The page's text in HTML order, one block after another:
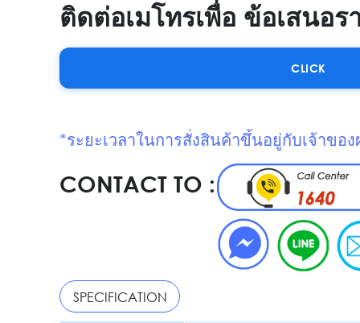
ติดต่อเมโทรเพื่อ ข้อเสนอร
CLICK
*ระยะเวลาในการสั่งสินค้าขึ้นอยู่กับเจ้าข
CONTACT TO :
SPECIFICATION